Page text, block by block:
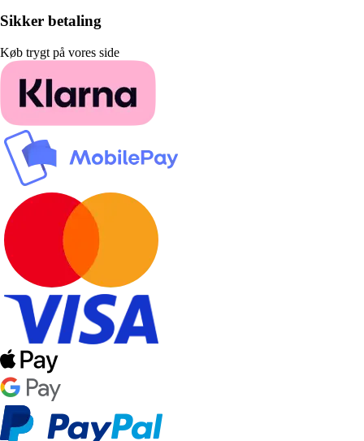
Sikker betaling
Køb trygt på vores side